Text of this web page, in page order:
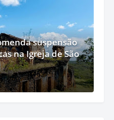
suspensão
na Igreja de São